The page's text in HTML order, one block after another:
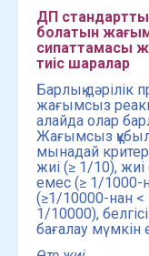
ДП стандартты
болатын
сипаттамасы
тиіс шаралар
Барлық дәрілік
жағымсыз
алайда олар
Жағымсыз
мынадай
жиі (≥ 1/10),
емес (≥ 1/1000-
(≥1/10000-нан <
1/10000),
бағалау мүмкін